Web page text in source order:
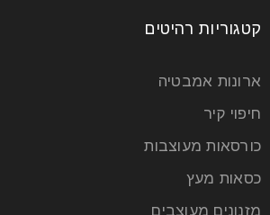
קטגוריות רהיטים
ארונות אמבטיה
חיפוי קיר
כורסאות מעוצבות
כסאות מעץ
מזנונים מעוצבים